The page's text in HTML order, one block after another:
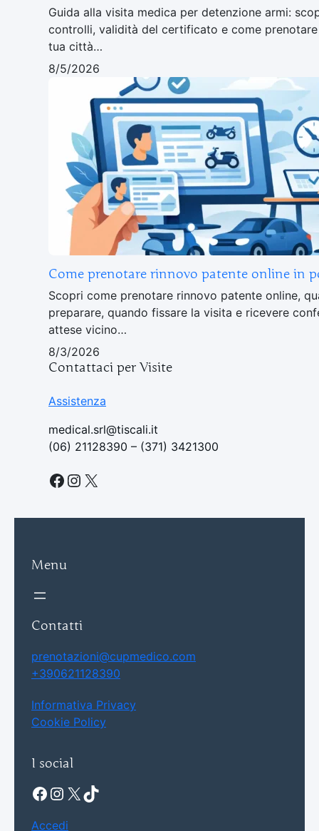
Guida alla visita medica per detenzione armi:
controlli, validità del certificato e come
tua città…
8/5/2026
Come prenotare rinnovo patente online in
Scopri come prenotare rinnovo patente online,
preparare, quando fissare la visita e ricevere
attese vicino…
8/3/2026
Contattaci per Visite
Assistenza
medical.srl@tiscali.it
(06) 21128390 – (371) 3421300
Facebook Instagram X
Menu
Contatti
prenotazioni@cupmedico.com
+390621128390
Informativa Privacy
Cookie Policy
I social
Facebook Instagram X TikTok
Accedi